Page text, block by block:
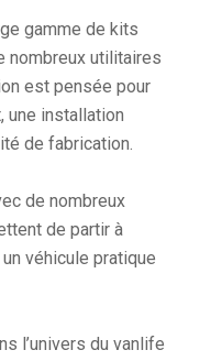
gamme de kits
nombreux utilitaires
est pensée pour
une installation
de fabrication.
de nombreux
de partir à
véhicule pratique
l’univers du vanlife